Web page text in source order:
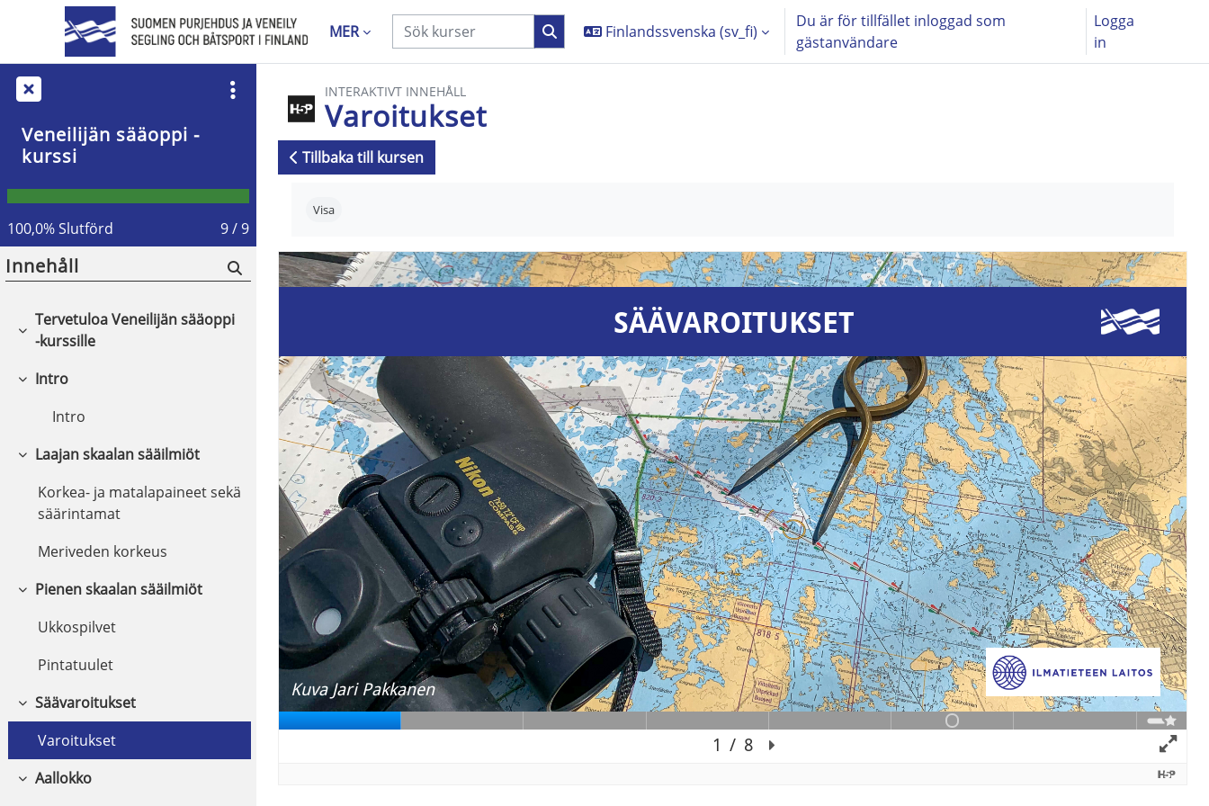
Gå direkt till huvudinnehåll
MER
Finlandssvenska ‎(sv_fi)‎
Du är för tillfället inloggad som
gästanvändare
Logga
in
INTERAKTIVT INNEHÅLL
Varoitukset
Tillbaka till kursen
Visa
Veneilijän sääoppi -
kurssi
100,0% Slutförd 9 / 9
Innehåll
Fäll ihop
Tervetuloa Veneilijän sääoppi
-kurssille
Fäll ihop
Intro
Intro
Fäll ihop
Laajan skaalan sääilmiöt
Korkea- ja matalapaineet sekä
säärintamat
Meriveden korkeus
Fäll ihop
Pienen skaalan sääilmiöt
Ukkospilvet
Pintatuulet
Fäll ihop
Säävaroitukset
Varoitukset
Fäll ihop
Aallokko